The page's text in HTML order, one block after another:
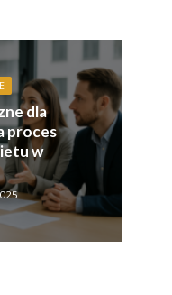
dla
proces
w